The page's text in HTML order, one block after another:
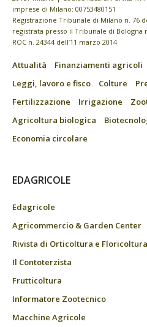
imprese di Milano: 00753480151
Registrazione Tribunale di Milano n. 76
registrata presso il Tribunale di Bologna
ROC n. 24344 dell’11 marzo 2014
Attualità Finanziamenti agricoli
Leggi, lavoro e fisco
Colture
Fertilizzazione
Irrigazione
Agricoltura biologica
Economia circolare
EDAGRICOLE
Edagricole
Agricommercio & Garden Center
Rivista di Orticoltura e Floricoltura
Il Contoterzista
Frutticoltura
Informatore Zootecnico
Macchine Agricole